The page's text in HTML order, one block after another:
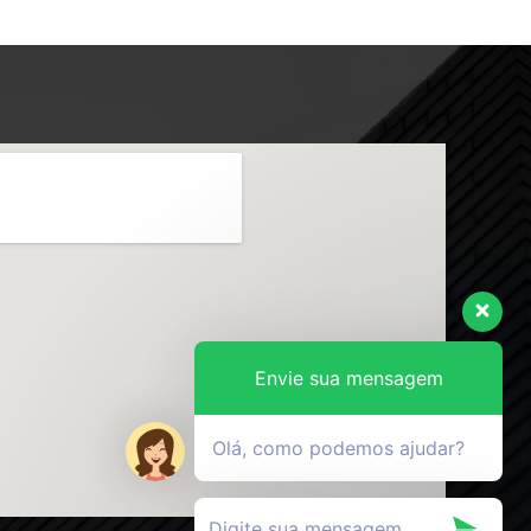
Envie sua mensagem
Olá, como podemos ajudar?